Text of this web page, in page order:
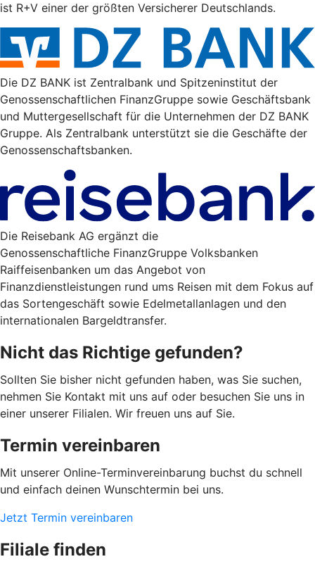
ist R+V einer der größten Versicherer Deutschlands.
Die DZ BANK ist Zentralbank und Spitzeninstitut der
Genossenschaftlichen FinanzGruppe sowie Geschäftsbank
und Muttergesellschaft für die Unternehmen der DZ BANK
Gruppe. Als Zentralbank unterstützt sie die Geschäfte der
Genossenschaftsbanken.
Die Reisebank AG ergänzt die
Genossenschaftliche FinanzGruppe Volksbanken
Raiffeisenbanken um das Angebot von
Finanzdienstleistungen rund ums Reisen mit dem Fokus auf
das Sortengeschäft sowie Edelmetallanlagen und den
internationalen Bargeldtransfer.
Nicht das Richtige gefunden?
Sollten Sie bisher nicht gefunden haben, was Sie suchen,
nehmen Sie Kontakt mit uns auf oder besuchen Sie uns in
einer unserer Filialen. Wir freuen uns auf Sie.
Termin vereinbaren
Mit unserer Online-Terminvereinbarung buchst du schnell
und einfach deinen Wunschtermin bei uns.
Jetzt Termin vereinbaren
Filiale finden